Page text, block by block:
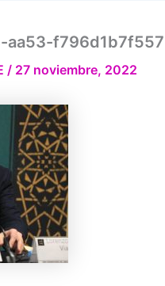
aa53-f796d1b7f557
/ 27 noviembre, 2022